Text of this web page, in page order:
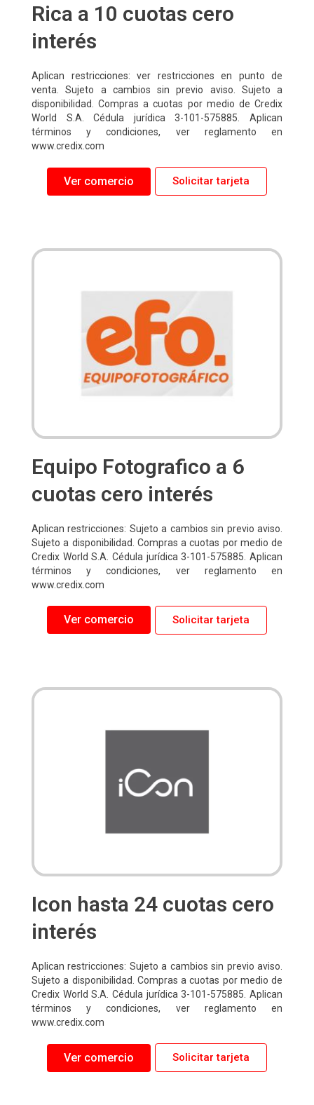
Rica a 10 cuotas cero
interés
Aplican restricciones: ver restricciones en punto de
venta. Sujeto a cambios sin previo aviso. Sujeto a
disponibilidad. Compras a cuotas por medio de Credix
World S.A. Cédula jurídica 3-101-575885. Aplican
términos y condiciones, ver reglamento en
www.credix.com
Ver comercio Solicitar tarjeta
Equipo Fotografico a 6
cuotas cero interés
Aplican restricciones: Sujeto a cambios sin previo aviso.
Sujeto a disponibilidad. Compras a cuotas por medio de
Credix World S.A. Cédula jurídica 3-101-575885. Aplican
términos y condiciones, ver reglamento en
www.credix.com
Ver comercio Solicitar tarjeta
Icon hasta 24 cuotas cero
interés
Aplican restricciones: Sujeto a cambios sin previo aviso.
Sujeto a disponibilidad. Compras a cuotas por medio de
Credix World S.A. Cédula jurídica 3-101-575885. Aplican
términos y condiciones, ver reglamento en
www.credix.com
Ver comercio Solicitar tarjeta